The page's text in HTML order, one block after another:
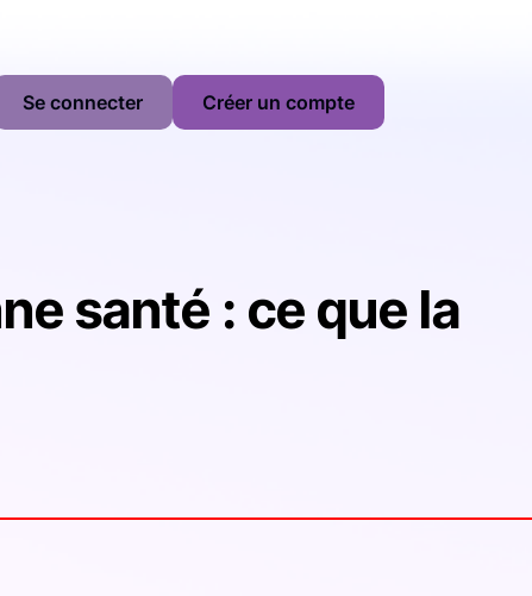
Se connecter Créer un compte
santé : ce que la